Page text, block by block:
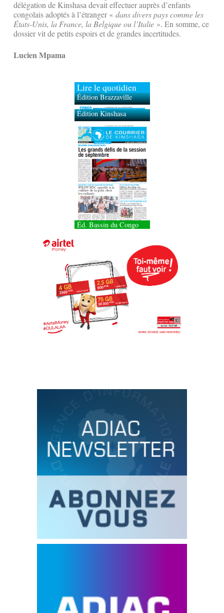
délégation de Kinshasa devait effectuer auprès d’enfants
congolais adoptés à l’étranger « dans divers pays comme les
États-Unis, la France, la Belgique ou l’Italie ». En somme, ce
dossier vit de petits espoirs et de grandes incertitudes.
Lucien Mpama
Lire le quotidien
Édition Brazzaville
Édition Kinshasa
Éd. Bassin du Congo